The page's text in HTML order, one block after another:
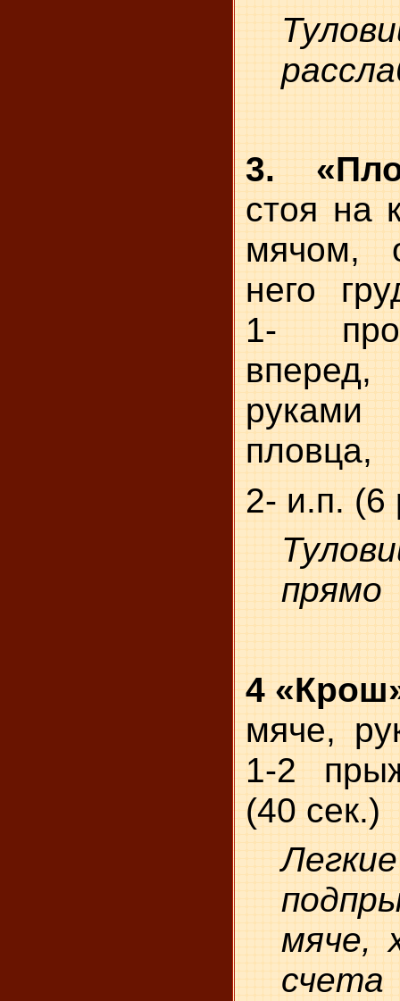
3.
стоя на
мячом,
него
1-
пловца,
2- и.п. (6
прямо
4
мяче,
1-2
(40 сек.)
Легкие
мяче,
счета